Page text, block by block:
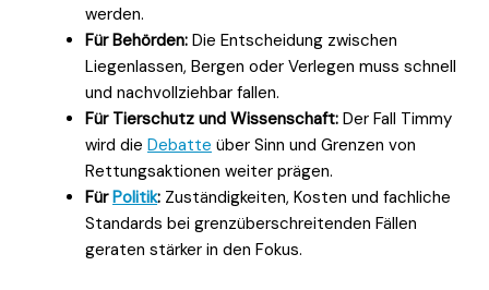
werden.
Für Behörden: Die Entscheidung zwischen
Liegenlassen, Bergen oder Verlegen muss schnell
und nachvollziehbar fallen.
Für Tierschutz und Wissenschaft: Der Fall Timmy
wird die Debatte über Sinn und Grenzen von
Rettungsaktionen weiter prägen.
FürPolitik: Zuständigkeiten, Kosten und fachliche
Standards bei grenzüberschreitenden Fällen
geraten stärker in den Fokus.